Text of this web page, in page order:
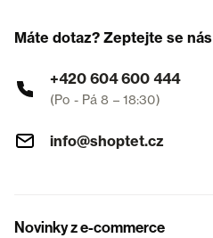
Máte dotaz? Zeptejte se nás
+420 604 600 444
(Po - Pá 8 – 18:30)
info@shoptet.cz
Novinky z e-commerce